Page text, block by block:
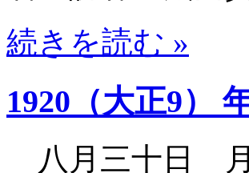
続きを読む »
1920（大正9）
八月三十日